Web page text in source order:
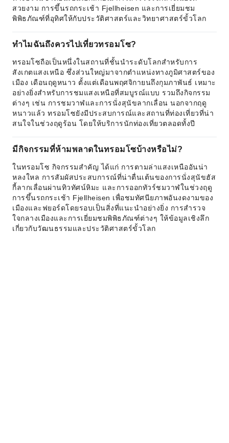
สวยงาม การขึ้นรถกระเช้า Fjellheisen และการเยี่ยมชม
พิพิธภัณฑ์ที่อุทิศให้กับประวัติศาสตร์และวิทยาศาสตร์ขั้วโลก
ทำไมฉันถึงควรไปเที่ยวทรอมโซ?
ทรอมโซถือเป็นหนึ่งในสถานที่ชั้นนำระดับโลกสำหรับการ
สังเกตแสงเหนือ ซึ่งส่วนใหญ่มาจากตำแหน่งทางภูมิศาสตร์ของ
เมือง เดือนฤดูหนาว ตั้งแต่เดือนพฤศจิกายนถึงกุมภาพันธ์ เหมาะ
อย่างยิ่งสำหรับการชมแสงเหนือที่สมบูรณ์แบบ รวมถึงกิจกรรม
ต่างๆ เช่น การชมวาฬและการนั่งสุนัขลากเลื่อน นอกจากฤดู
หนาวแล้ว ทรอมโซยังมีประสบการณ์และสถานที่ท่องเที่ยวที่น่า
สนใจในช่วงฤดูร้อน โดยให้บริการนักท่องเที่ยวตลอดทั้งปี
มีกิจกรรมที่ห้ามพลาดในทรอมโซบ้างหรือไม่?
ในทรอมโซ กิจกรรมสำคัญ ได้แก่ การตามล่าแสงเหนืออันน่า
หลงใหล การสัมผัสประสบการณ์ที่น่าตื่นเต้นของการนั่งสุนัขฮัส
กี้ลากเลื่อนผ่านทิวทัศน์หิมะ และการออกทัวร์ชมวาฬในช่วงฤดู
การขึ้นรถกระเช้า Fjellheisen เพื่อชมทัศนียภาพอันงดงามของ
เมืองและฟยอร์ดโดยรอบเป็นสิ่งที่แนะนำอย่างยิ่ง การสำรวจ
ใจกลางเมืองและการเยี่ยมชมพิพิธภัณฑ์ต่างๆ ให้ข้อมูลเชิงลึก
เกี่ยวกับวัฒนธรรมและประวัติศาสตร์ขั้วโลก